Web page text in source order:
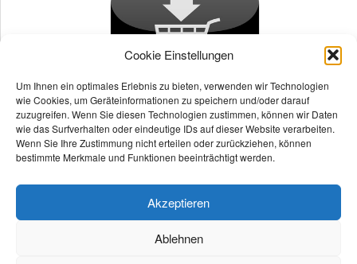
Cookie Einstellungen
Um Ihnen ein optimales Erlebnis zu bieten, verwenden wir Technologien
wie Cookies, um Geräteinformationen zu speichern und/oder darauf
zuzugreifen. Wenn Sie diesen Technologien zustimmen, können wir Daten
wie das Surfverhalten oder eindeutige IDs auf dieser Website verarbeiten.
Wenn Sie Ihre Zustimmung nicht erteilen oder zurückziehen, können
bestimmte Merkmale und Funktionen beeinträchtigt werden.
Akzeptieren
Ablehnen